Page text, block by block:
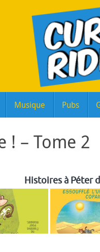
Musique Pubs
! – Tome 2
Histoires à Péter